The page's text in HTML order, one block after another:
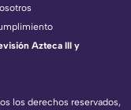
los derechos reservados,
Azteca III y